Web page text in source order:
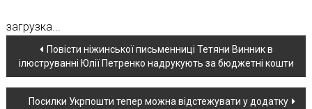
загрузка...
Навігація
по
новині
Повісти ніжинської письменниці Тетяни Винник в
ілюструванні Юлії Петренко надрукують за бюджетні кошти
Посилки Укрпошти тепер можна відстежувати у додатку